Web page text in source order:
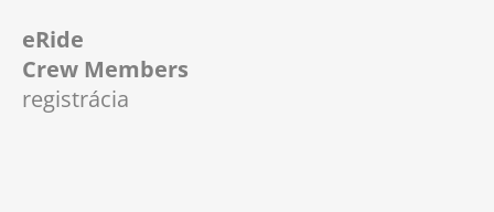
eRide
Crew Members
registrácia